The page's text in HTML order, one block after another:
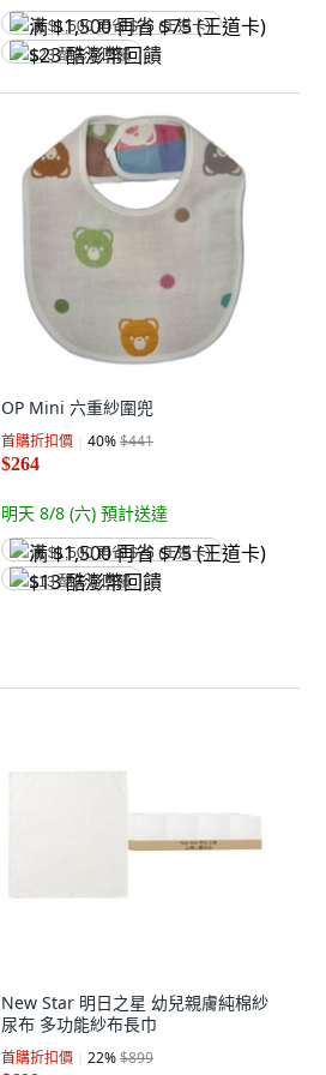
满 $1,500 再省 $75 (王道卡)
$23 酷澎幣回饋
OP Mini 六重紗圍兜
首購折扣價 40%$441
$264
明天 8/8 (六) 預計送達
满 $1,500 再省 $75 (王道卡)
$13 酷澎幣回饋
New Star 明日之星 幼兒親膚純棉紗
尿布 多功能紗布長巾
首購折扣價 22%$899